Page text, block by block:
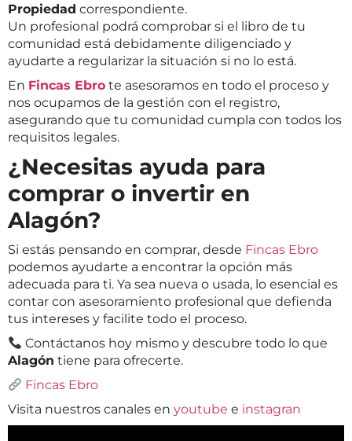
Propiedad correspondiente.
Un profesional podrá comprobar si el libro de tu
comunidad está debidamente diligenciado y
ayudarte a regularizar la situación si no lo está.
En Fincas Ebro te asesoramos en todo el proceso y
nos ocupamos de la gestión con el registro,
asegurando que tu comunidad cumpla con todos los
requisitos legales.
¿Necesitas ayuda para
comprar o invertir en
Alagón?
Si estás pensando en comprar, desde Fincas Ebro
podemos ayudarte a encontrar la opción más
adecuada para ti. Ya sea nueva o usada, lo esencial es
contar con asesoramiento profesional que defienda
tus intereses y facilite todo el proceso.
Contáctanos hoy mismo y descubre todo lo que
Alagón tiene para ofrecerte.
Fincas Ebro
Visita nuestros canales en youtube e instagran